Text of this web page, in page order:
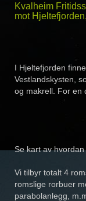
Kvalheim
mot
I Hjeltefjorden
Vestlandskysten,
og makrell. For en
Se kart av
Vi tilbyr totalt 4
romslige rorbuer
parabolanlegg,